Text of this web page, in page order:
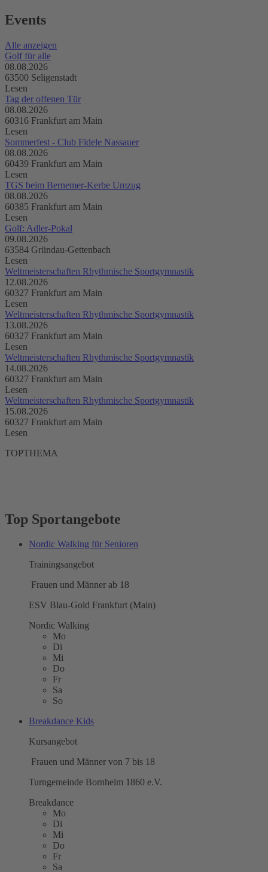
Events
Alle anzeigen
Golf für alle
08.08.2026
63500 Seligenstadt
Lesen
Tag der offenen Tür
08.08.2026
60316 Frankfurt am Main
Lesen
Sommerfest - Club Fidele Nassauer
08.08.2026
60439 Frankfurt am Main
Lesen
TGS beim Bernemer-Kerbe Umzug
08.08.2026
60385 Frankfurt am Main
Lesen
Golf: Adler-Pokal
09.08.2026
63584 Gründau-Gettenbach
Lesen
Weltmeisterschaften Rhythmische Sportgymnastik
12.08.2026
60327 Frankfurt am Main
Lesen
Weltmeisterschaften Rhythmische Sportgymnastik
13.08.2026
60327 Frankfurt am Main
Lesen
Weltmeisterschaften Rhythmische Sportgymnastik
14.08.2026
60327 Frankfurt am Main
Lesen
Weltmeisterschaften Rhythmische Sportgymnastik
15.08.2026
60327 Frankfurt am Main
Lesen
TOPTHEMA
Top Sportangebote
Nordic Walking für Senioren
Trainingsangebot
Frauen und Männer ab 18
ESV Blau-Gold Frankfurt (Main)
Nordic Walking
Mo
Di
Mi
Do
Fr
Sa
So
Breakdance Kids
Kursangebot
Frauen und Männer von 7 bis 18
Turngemeinde Bornheim 1860 e.V.
Breakdance
Mo
Di
Mi
Do
Fr
Sa